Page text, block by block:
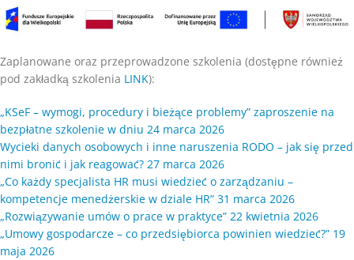
Zaplanowane oraz przeprowadzone szkolenia (dostępne również
pod zakładką szkolenia LINK):
„KSeF – wymogi, procedury i bieżące problemy” zaproszenie na
bezpłatne szkolenie w dniu 24 marca 2026
Wycieki danych osobowych i inne naruszenia RODO – jak się przed
nimi bronić i jak reagować? 27 marca 2026
„Co każdy specjalista HR musi wiedzieć o zarządzaniu –
kompetencje menedżerskie w dziale HR” 31 marca 2026
„Rozwiązywanie umów o prace w praktyce” 22 kwietnia 2026
„Umowy gospodarcze – co przedsiębiorca powinien wiedzieć?” 19
maja 2026